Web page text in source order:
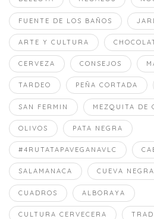
FUENTE DE LOS BAÑOS
ARTE Y CULTURA
CERVEZA CONSEJOS
TARDEO PEÑA CORTADA
SAN FERMIN MEZQUITA DE
OLIVOS PATA NEGRA
#4RUTATAPAVEGANAVLC
SALAMANACA CUEVA NEGRA
CUADROS ALBORAYA
CULTURA CERVECERA